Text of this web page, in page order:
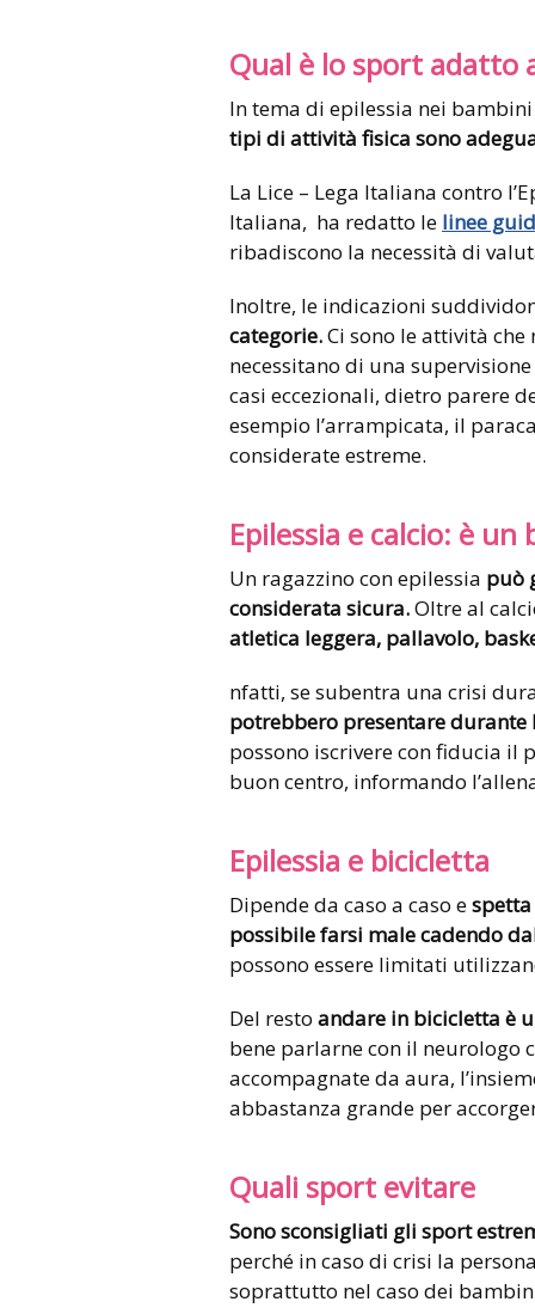
Qual è lo sport adatto
In tema di epilessia nei
tipi di attività fisica sono
La Lice – Lega Italiana contro
Italiana, ha redatto le linee
ribadiscono la necessità di
Inoltre, le indicazioni
categorie.Ci sono le attività
necessitano di una
casi eccezionali, dietro parere
esempio l’arrampicata, il
considerate estreme.
Epilessia e calcio: è
Un ragazzino con epilessia può
considerata sicura.Oltre al
atletica leggera, pallavolo,
nfatti, se subentra una crisi
potrebbero presentare
possono iscrivere con fiducia il
buon centro, informando
Epilessia e bicicletta
Dipende da caso a caso e
possibile farsi male cadendo
possono essere limitati
Del resto andare in bicicletta è
bene parlarne con il neurologo
accompagnate da aura,
abbastanza grande per
Quali sport evitare
Sono sconsigliati gli sport
perché in caso di crisi la
soprattutto nel caso dei